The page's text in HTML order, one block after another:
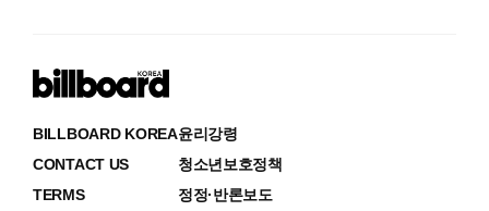
BILLBOARD KOREA
CONTACT US
TERMS
윤리강령
청소년보호정책
정정·반론보도